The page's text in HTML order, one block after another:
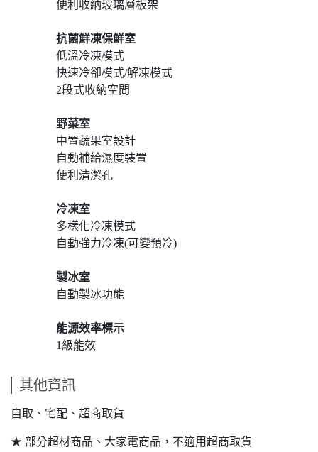
便利收納玻璃層板架
抗菌鮮凍保鮮室
低溫冷凍模式
快速冷卻模式/解凍模式
2段式收納空間
野菜室
中置蔬果室設計
自動補給濕度裝置
便利清潔孔
冷凍室
多樣化冷凍模式
自動強力冷凍(可變預冷)
製冰室
自動製冰功能
能源效率標示
1級能效
其他資訊
自取、宅配、超商取貨
★ 部分超材商品、大家電商品，不適用超商取貨